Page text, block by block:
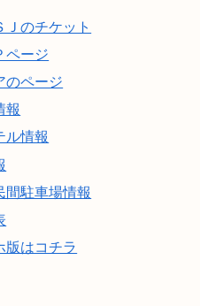
Ｊのチケット
ページ
のページ
報
ル情報
間駐車場情報
版はコチラ